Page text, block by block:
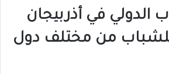
الدولي في أذربيجان
للشباب من مختلف دول